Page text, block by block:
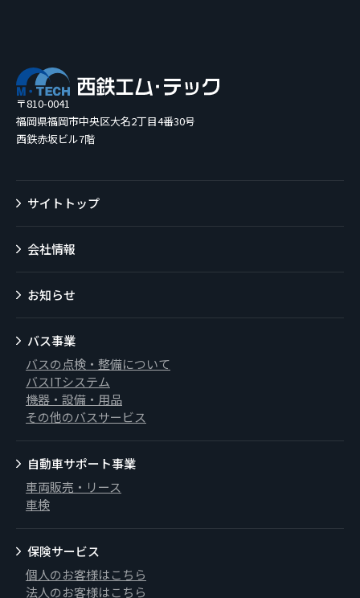
〒810-0041
福岡県福岡市中央区大名2丁目4番30号
西鉄赤坂ビル7階
サイトトップ
会社情報
お知らせ
バス事業
バスの点検・整備について
バスITシステム
機器・設備・用品
その他のバスサービス
自動車サポート事業
車両販売・リース
車検
保険サービス
個人のお客様はこちら
法人のお客様はこちら